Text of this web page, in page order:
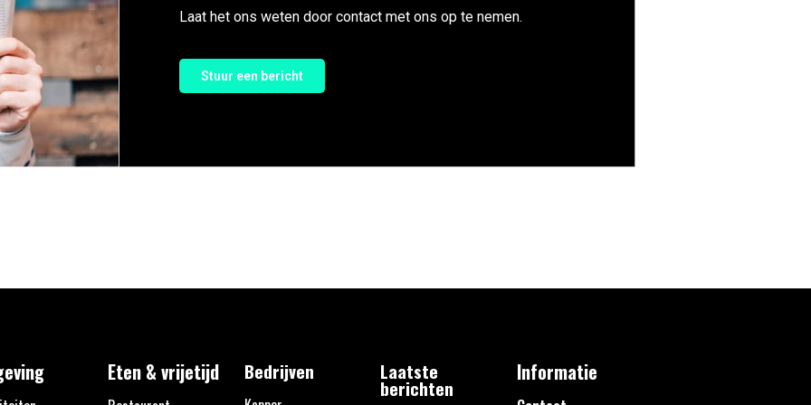
Laat het ons weten door contact met ons op te nemen.
Stuur een bericht
Eten & vrijetijd Bedrijven Laatste
berichten
Informatie